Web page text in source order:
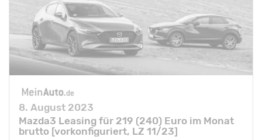
8. August 2023
Mazda3 Leasing für 219 (240) Euro im Monat
brutto [vorkonfiguriert, LZ 11/23]